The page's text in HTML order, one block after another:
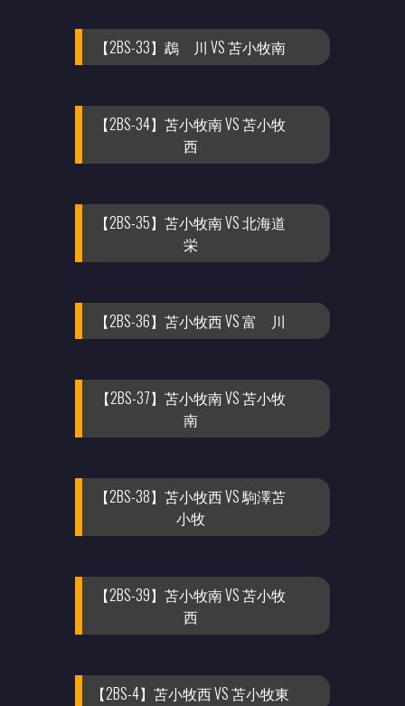
【2BS-33】鵡 川 VS 苫小牧南
【2BS-34】苫小牧南 VS 苫小牧
西
【2BS-35】苫小牧南 VS 北海道
栄
【2BS-36】苫小牧西 VS 富 川
【2BS-37】苫小牧南 VS 苫小牧
南
【2BS-38】苫小牧西 VS 駒澤苫
小牧
【2BS-39】苫小牧南 VS 苫小牧
西
【2BS-4】苫小牧西 VS 苫小牧東